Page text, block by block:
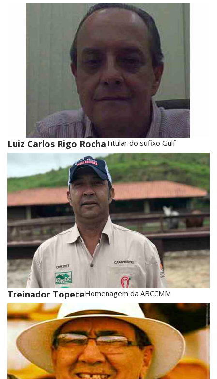
Luiz Carlos Rigo RochaTitular do sufixo Gulf
Treinador TopeteHomenagem da ABCCMM